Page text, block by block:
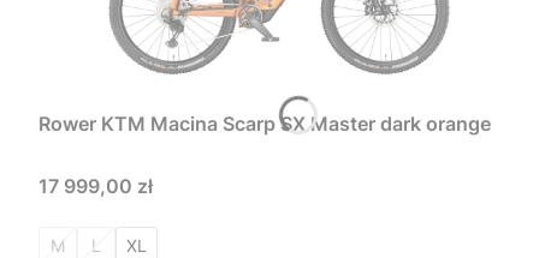
Rower KTM Macina Scarp SX Master dark orange
Cena
17 999,00 zł
M L XL